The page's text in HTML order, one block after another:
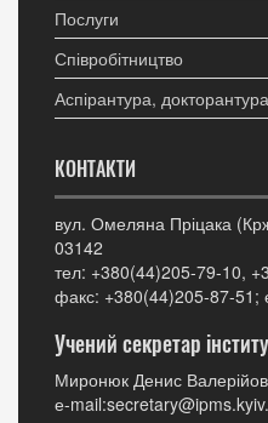
Послуги
Співробітництво
Аспірантура, докторантура
КОНТАКТИ
вул. Омеляна Пріцака
03142
тел: +380(44)205-79-10,
факс: +380(44)205-87-51;
Учений секретар
Миронюк Денис
е-